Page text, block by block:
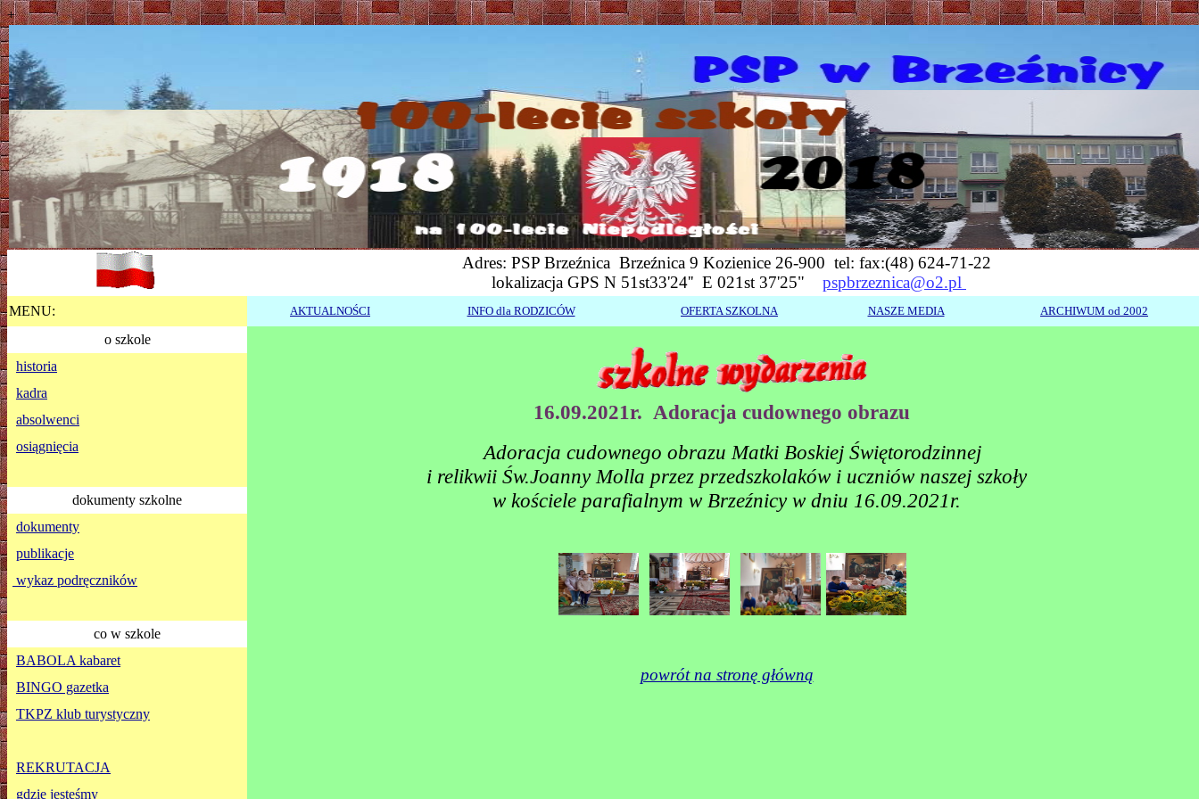
+
Adres: PSP Brzeźnica Brzeźnica 9 Kozienice 26-900 tel: fax:(48) 624-71-22
lokalizacja GPS N 51st33'24'' E 021st 37'25" pspbrzeznica@o2.pl
MENU: AKTUALNOŚCI INFO dla RODZICÓW OFERTA SZKOLNA NASZE MEDIA ARCHIWUM od 2002
o szkole
16.09.2021r. Adoracja cudownego obrazu
Adoracja cudownego obrazu Matki Boskiej Świętorodzinnej
i relikwii Św.Joanny Molla przez przedszkolaków i uczniów naszej szkoły
w kościele parafialnym w Brzeźnicy w dniu 16.09.2021r.
powrót na stronę główną
historia
kadra
absolwenci
osiągnięcia
dokumenty szkolne
dokumenty
publikacje
wykaz podręczników
co w szkole
BABOLA kabaret
BINGO gazetka
TKPZ klub turystyczny
REKRUTACJA
gdzie jesteśmy